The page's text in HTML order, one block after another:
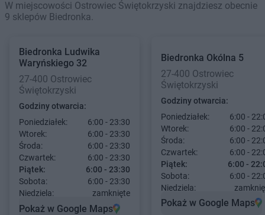
W miejscowości Ostrowiec Świętokrzyski znajdziesz obecnie
9 sklepów Biedronka.
Biedronka Ludwika
Waryńskiego 32
27-400 Ostrowiec
Świętokrzyski
Godziny otwarcia:
Poniedziałek:
6:00 - 23:30
Wtorek:
6:00 - 23:30
Środa:
6:00 - 23:30
Czwartek:
6:00 - 23:30
Piątek:
6:00 - 23:30
Sobota:
6:00 - 23:30
Niedziela:
zamknięte
Pokaż w Google Maps
Biedronka Okólna 5
27-400 Ostrowiec
Świętokrzyski
Godziny otwarcia:
Poniedziałek:
6:00 -
Wtorek:
6:00 -
Środa:
6:00 -
Czwartek:
6:00 -
Piątek:
6:00 -
Sobota:
6:00 -
Niedziela:
Pokaż w Google Maps